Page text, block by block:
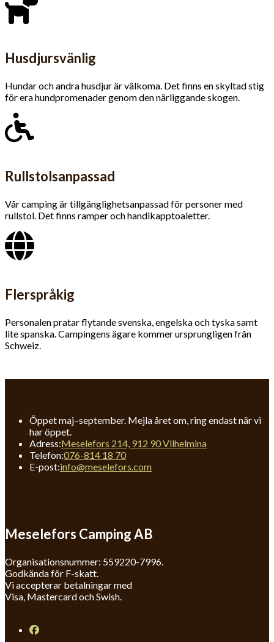
Husdjursvänlig
Hundar och andra husdjur är välkoma. Det finns en skyltad stig
för era hundpromenader genom den närliggande skogen.
Rullstolsanpassad
Vår camping är tillgäng­lighets­anpassad för personer med
rullstol. Det finns ramper och handikapptoaletter.
Flerspråkig
Personalen pratar flytande svenska, engelska och tyska samt
lite spanska. Campingens ägare kommer ursprungligen från
Schweiz.
Öppet maj–september. Mejla året om, ring endast när vi
har öppet.
Adress:Meselefors 214, 912 90 Vilhelmina
Telefon:076-814 18 70Opens
in
E-post:info@meselefors.comOpens
Meselefors Camping AB
Organisationsnummer: 559220-7996.
Godkända för F-skatt.
Vi accepterar betalningar med
Visa, Mastercard och Swish.
Opens